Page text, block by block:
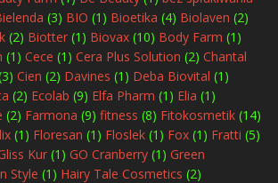
(3) BIO (1) Bioetika (4) Biolaven (2)
(2) Biotter (1) Biovax (10) Body Farm (1)
(1) Cece (1) Cera Plus Solution (2) Chantal
Cien (2) Davines (1) Deba Biovital (1)
(2) Ecolab (9) Elfa Pharm (1) Elia (1)
(2) Farmona (9) fitness (8) Fitokosmetik (14)
(1) Floresan (1) Floslek (1) Fox (1) Fratti (5)
Kur (1) GO Cranberry (1) Green
Style (1) Hairy Tale Cosmetics (2)